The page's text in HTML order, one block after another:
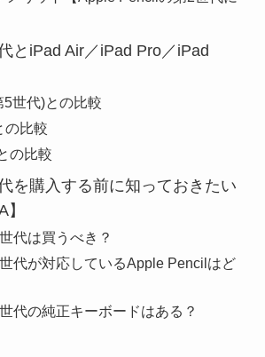
とiPad Air／iPad Pro／iPad
5世代)との比較
の比較
の比較
を購入する前に知っておきたい
代は買うべき？
代が対応しているApple Pencilはど
代の純正キーボードはある？